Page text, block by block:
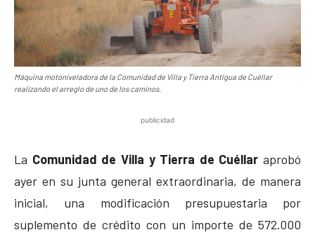
Máquina motoniveladora de la Comunidad de Villa y Tierra Antigua de Cuéllar
realizando el arreglo de uno de los caminos.
publicidad
La Comunidad de Villa y Tierra de Cuéllar aprobó
ayer en su junta general extraordinaria, de manera
inicial, una modificación presupuestaria por
suplemento de crédito con un importe de 572.000